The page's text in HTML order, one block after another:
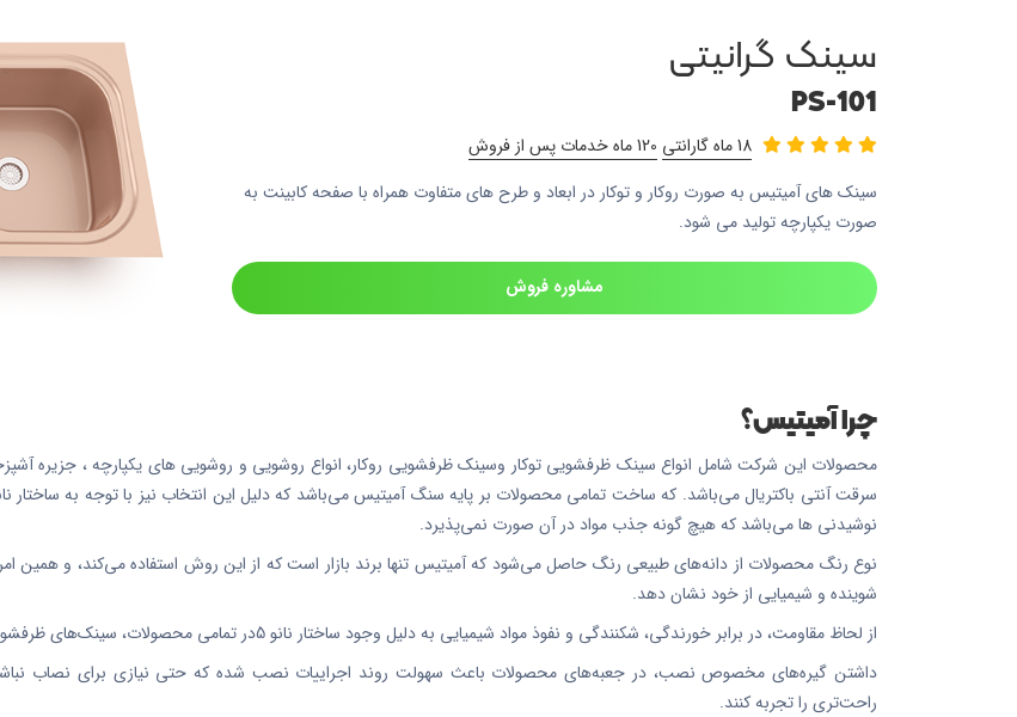
سینک گرانیتی
PS-101
18 ماه گارانتی
120 ماه خدمات پس از فروش
سینک های آمیتیس به صورت روکار و توکار در ابعاد و طرح های متفاوت همراه با صفحه کابینت به
صورت یکپارچه تولید می شود.
مشاوره فروش
چرا آمیتیس؟
محصولات این شرکت شامل انواع سینک ظرفشویی توکار وسینک ظرفشویی روکار، انواع روشویی و روشویی های یکپارچه ، جزیره
سرقت آنتی باکتریال می‌باشد. که ساخت تمامی محصولات بر پایه سنگ آمیتیس می‌باشد که دلیل این انتخاب نیز با توجه به ساختار
نوشیدنی ها می‌باشد که هیچ گونه جذب مواد در آن صورت نمی‌پذیرد.
نوع رنگ محصولات از دانه‌های طبیعی رنگ حاصل می‌شود که آمیتیس تنها برند بازار است که از این روش استفاده می‌کند، و همین
شوینده و شیمیایی از خود نشان دهد.
از لحاظ مقاومت، در برابر خورندگی، شکنندگی و نفوذ مواد شیمیایی به دلیل وجود ساختار نانو 5در تمامی محصولات، سینک‌های ظرفشویی آمیتیس نیز مقاومت بسیار بالایی را دارند.
داشتن گیره‌های مخصوص نصب، در جعبه‌های محصولات باعث سهولت روند اجراییات نصب شده که حتی نیازی برای نصاب
راحت‌تری را تجربه کنند.